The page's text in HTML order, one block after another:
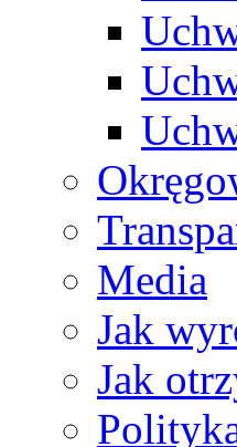
Media
Jak
Jak